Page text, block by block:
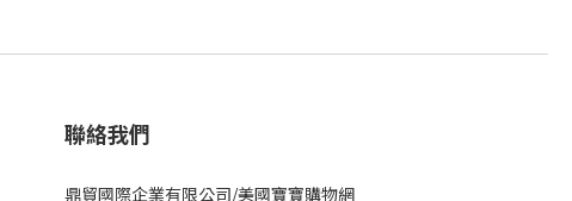
聯絡我們
鼎貿國際企業有限公司/美國寶寶購物網